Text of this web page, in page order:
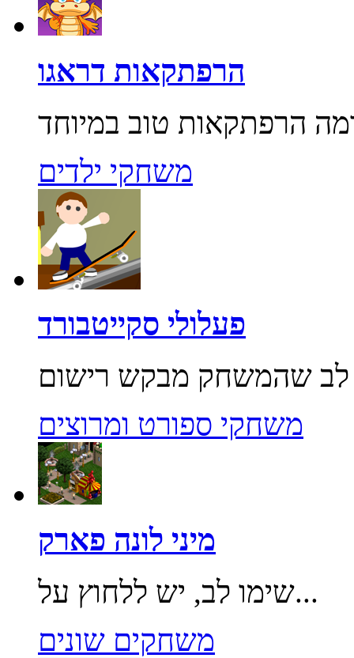
הרפתקאות דראגו
משחקי ילדים
פעלולי סקייטבורד
משחקי ספורט ומרוצים
מיני לונה פארק
שימו לב, יש ללחוץ על...
משחקים שונים